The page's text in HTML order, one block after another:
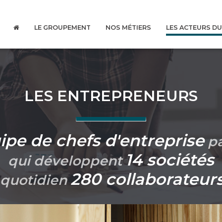
LE GROUPEMENT NOS MÉTIERS LES ACTEURS
LES ENTREPRENEURS
de chefs d'entreprise
qui développent14 sociétés
280
années d’expatriation au
De formation